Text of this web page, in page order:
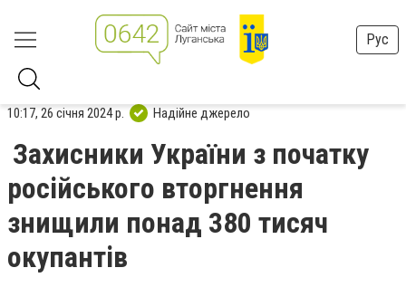
Рус
10:17, 26 січня 2024 р. Надійне джерело
Захисники України з початку
російського вторгнення
знищили понад 380 тисяч
окупантів